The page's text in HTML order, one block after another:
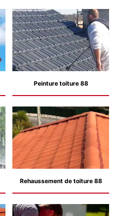
Peinture toiture 88
Rehaussement de toiture 88